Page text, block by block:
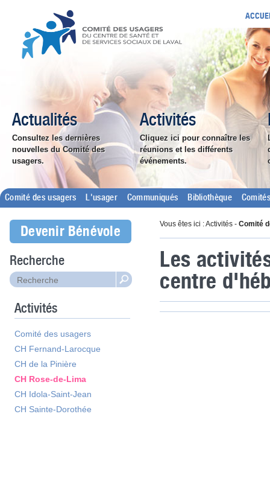
Actualités
Consultez les dernières
nouvelles du Comité des
usagers.
Activités
Cliquez ici pour connaître les
réunions et les différents
événements.
Comité des usagers L'usager Communiqués Bibliothèque
Devenir Bénévole
Recherche
Activités
Comité des usagers
CH Fernand-Larocque
CH de la Pinière
CH Rose-de-Lima
CH Idola-Saint-Jean
CH Sainte-Dorothée
Vous êtes ici : Activités -Comité
Les
centre